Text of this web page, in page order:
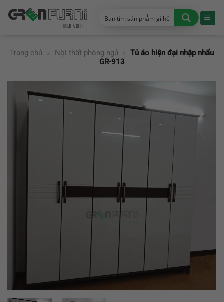
đến
Trang chủ
» Nội thất phòng ngủ » Tủ áo hiện đại nhập nhẩu
GR-913